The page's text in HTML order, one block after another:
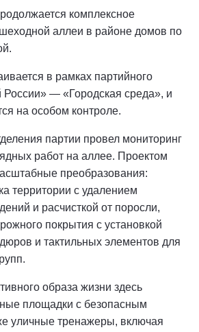
комплексное
аллеи в районе домов по
в рамках партийного
— «Городская среда», и
на особом контроле.
партии провел мониторинг
работ на аллее. Проектом
преобразования:
территории с удалением
и расчисткой от поросли,
покрытия с установкой
и тактильных элементов для
образа жизни здесь
площадки с безопасным
уличные тренажеры, включая